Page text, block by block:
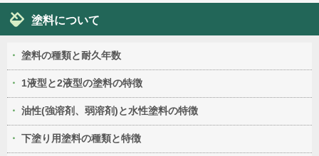
塗料について
塗料の種類と耐久年数
1液型と2液型の塗料の特徴
油性(強溶剤、弱溶剤)と水性塗料の特徴
下塗り用塗料の種類と特徴